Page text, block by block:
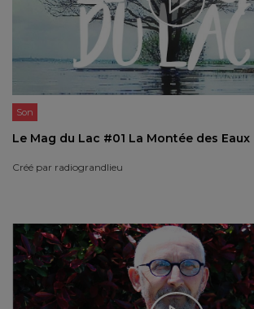
Son
Le Mag du Lac #01 La Montée des Eaux
Créé par radiograndlieu